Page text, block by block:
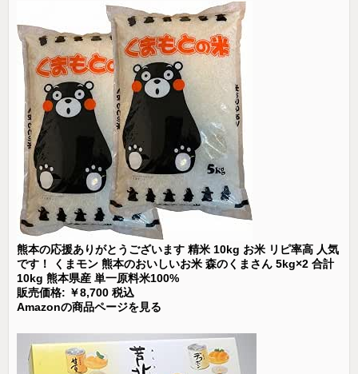
熊本の応援ありがとうございます 精米 10kg お米 リピ率高 人気
です！ くまモン 熊本のおいしいお米 森のくまさん 5kg×2 合計
10kg 熊本県産 単一原料米100%
販売価格: ￥8,700 税込
Amazonの商品ページを見る